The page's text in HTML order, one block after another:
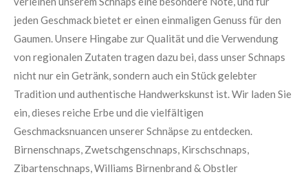
jeden Geschmack bietet er einen einmaligen Genuss fürden
Gaumen. Unsere Hingabe zur Qualität und die Verwendung
von regionalen Zutaten tragen dazu bei, dass unser Schnaps
nicht nur ein Getränk, sondern auch ein Stück gelebter
Tradition und authentische Handwerkskunst ist. Wir laden Sie
ein, dieses reiche Erbe und dievielfältigen
Geschmacksnuancen unserer Schnäpse zu entdecken.
Birnenschnaps, Zwetschgenschnaps, Kirschschnaps,
Zibartenschnaps,Williams Birnenbrand &Obstler